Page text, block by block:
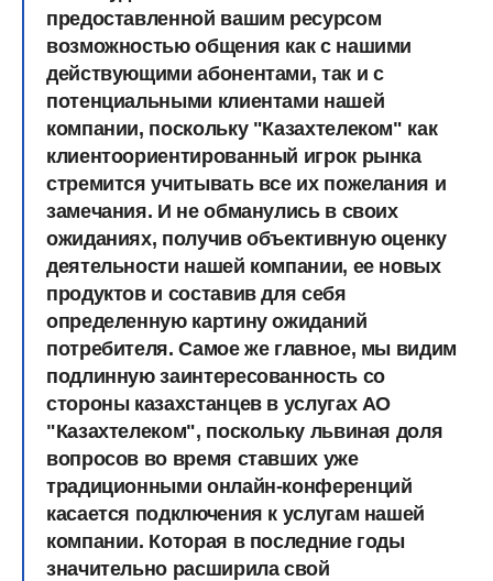
предоставленной вашим ресурсом
возможностью общения как с нашими
действующими абонентами, так и с
потенциальными клиентами нашей
компании, поскольку "Казахтелеком" как
клиентоориентированный игрок рынка
стремится учитывать все их пожелания и
замечания. И не обманулись в своих
ожиданиях, получив объективную оценку
деятельности нашей компании, ее новых
продуктов и составив для себя
определенную картину ожиданий
потребителя. Самое же главное, мы видим
подлинную заинтересованность со
стороны казахстанцев в услугах АО
"Казахтелеком", поскольку львиная доля
вопросов во время ставших уже
традиционными онлайн-конференций
касается подключения к услугам нашей
компании. Которая в последние годы
значительно расширила свой